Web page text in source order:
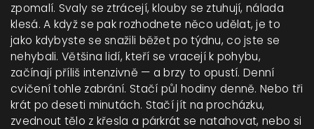
zpomalí. Svaly se ztrácejí, klouby se ztuhují, nálada
klesá. A když se pak rozhodnete něco udělat, je to
jako kdybyste se snažili běžet po týdnu, co jste se
nehybali. Většina lidí, kteří se vracejí k pohybu,
začínají příliš intenzivně — a brzy to opustí. Denní
cvičení tohle zabrání. Stačí půl hodiny denně. Nebo tři
krát po deseti minutách. Stačí jít na procházku,
zvednout tělo z křesla a párkrát se natahovat, nebo si